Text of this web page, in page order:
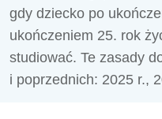
gdy dziecko po
ukończeniem 25. rok
studiować. Te zasady
i poprzednich: 2025 r.,